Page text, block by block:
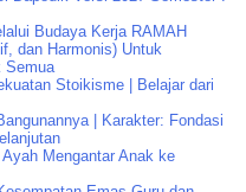
Budaya Kerja RAMAH
dan Harmonis) Untuk
Semua
Stoikisme | Belajar dari
| Karakter: Fondasi
Mengantar Anak ke